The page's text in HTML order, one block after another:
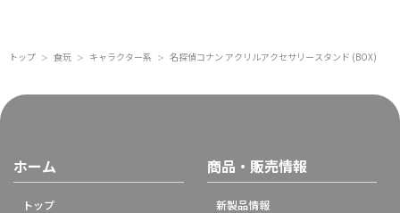
トップ ＞ 食玩 ＞ キャラクター系 ＞ 名探偵コナン アクリルアクセサリースタンド (BOX)
ホーム
トップ
商品・販売情報
新製品情報